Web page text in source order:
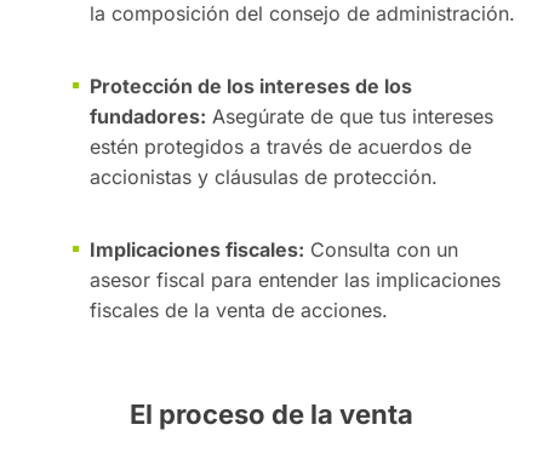
la composición del consejo de administración.
Protección de los intereses de los
fundadores: Asegúrate de que tus intereses
estén protegidos a través de acuerdos de
accionistas y cláusulas de protección.
Implicaciones fiscales: Consulta con un
asesor fiscal para entender las implicaciones
fiscales de la venta de acciones.
El proceso de la venta